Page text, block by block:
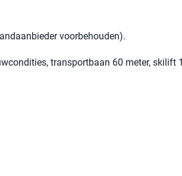
voorbehouden).
transportbaan 60 meter, skilift